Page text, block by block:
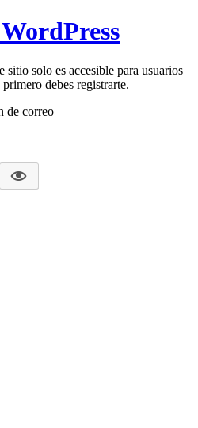
solo es accesible para usuarios
debes registrarte.
de correo